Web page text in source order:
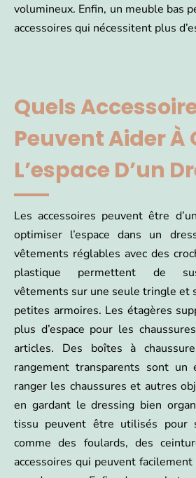
volumineux. Enfin, un meuble bas
accessoires qui nécessitent plus
Quels
Peuvent Aider
L’espace D’un
Les accessoires peuvent être
optimiser l’espace dans un
vêtements réglables avec des
plastique permettent de
vêtements sur une seule tringle et
petites armoires. Les étagères
plus d’espace pour les
articles. Des boîtes à
rangement transparents sont un
ranger les chaussures et autres
en gardant le dressing bien
tissu peuvent être utilisés pour
comme des foulards, des
accessoires qui peuvent